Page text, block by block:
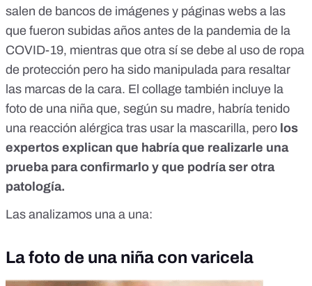
salen de bancos de imágenes y páginas webs a las
que fueron subidas años antes de la pandemia de la
COVID-19, mientras que otra sí se debe al uso de ropa
de protección pero ha sido manipulada para resaltar
las marcas de la cara. El collage también incluye la
foto de una niña que, según su madre, habría tenido
una reacción alérgica tras usar la mascarilla, pero los
expertos explican que habría que realizarle una
prueba para confirmarlo y que podría ser otra
patología.
Las analizamos una a una:
La foto de una niña con varicela